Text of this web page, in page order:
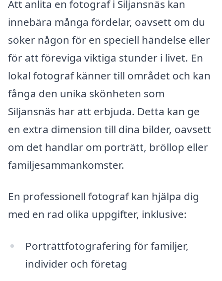
Att anlita en fotograf i Siljansnäs kan
innebära många fördelar, oavsett om du
söker någon för en speciell händelse eller
för att föreviga viktiga stunder i livet. En
lokal fotograf känner till området och kan
fånga den unika skönheten som
Siljansnäs har att erbjuda. Detta kan ge
en extra dimension till dina bilder, oavsett
om det handlar om porträtt, bröllop eller
familjesammankomster.
En professionell fotograf kan hjälpa dig
med en rad olika uppgifter, inklusive:
Porträttfotografering för familjer,
individer och företag